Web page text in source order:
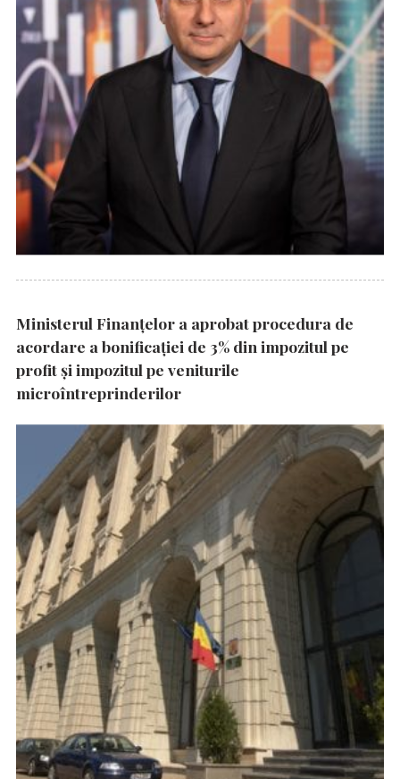
Ministerul Finanțelor a aprobat procedura de
acordare a bonificației de 3% din impozitul pe
profit și impozitul pe veniturile
microîntreprinderilor